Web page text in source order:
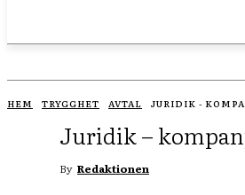
HEM TRYGGHET AVTAL JURIDIK -
Juridik –
By Redaktionen